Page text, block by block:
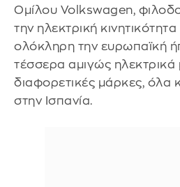
Ομίλου Volkswagen,
την ηλεκτρική
ολόκληρη την ευρωπαϊκή
τέσσερα αμιγώς ηλεκτρικά
διαφορετικές μάρκες, όλα
στην Ισπανία.